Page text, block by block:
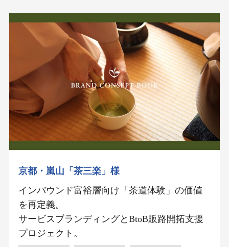
京都・嵐山「茶三楽」様
インバウンド富裕層向け「茶道体験」の価値
を再定義。
サービスブランディングとBtoB販路開拓支援
プロジェクト。